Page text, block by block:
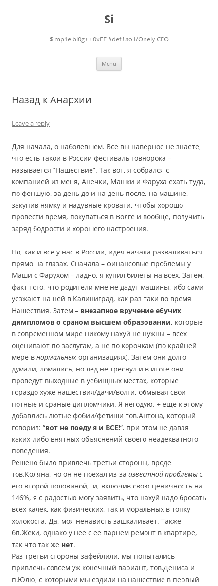
Si
$imp1e bl0g++ 0xFF #def !.so I/Onely CEO
Menu
Назад к Анархии
Leave a reply
Для начала, о наболевшем. Все вы наверное не знаете,
что есть такой в России фестиваль говнорока –
называется “Нашествие”. Так вот, я собрался с
компанией из меня, Анечки, Машки и Фаруха ехать туда,
по феншую, за день до и на день после, на машине,
закупив нямку и надувные кровати, чтобы хорошо
провести время, покупаться в Волге и вообще, получить
заряд бодрости и хорошего настроения.
Но, как и все у нас в России, идея начала разваливаться
прямо на глазах. Сначала – финансовые проблемы у
Маши с Фарухом – ладно, я купил билеты на всех. Затем,
факт того, что родители мне не дадут машины, ибо сами
уезжают на ней в Калиниград, как раз таки во время
Нашествия. Затем – внезапное вручение ебучих
димпломов о сраном высшем образовании, которые
в современном мире никому нахуй не нужны – всех
оценивают по заслугам, а не по корочкам (по крайней
мере в нормальных организациях). Затем они долго
думали, ломались, но лед не треснул и в итоге они
проведут выходные в уебищных местах, которые
гораздо хуже нашествия/дачи/волги, обмывая свои
потные и сраные дипломчики. Я негодую. + еще к этому
добавлись лютые фобии/фетиши тов.Антона, который
говорил: “вот не поеду я и ВСЕ!“, при этом не давая
каких-либо внятных объяснений своего неадекватного
поведения.
Решено было привлечь третьи стороны, вроде
тов.Коляна, но он не поехал из-за известной проблемы с
его второй половиной, и, включив свою ценичность на
146%, я с радостью могу заявить, что нахуй надо бросать
всех калек, как физических, так и моральных в топку
холокоста. Да, моя ненависть зашкаливает. Также
бп.Жеки, однако у нее с ее парнем ремонт в квартире,
так что так же нет.
Раз третьи стороны зафейлили, мы попытались
привлечь совсем уж конечный вариант, тов.Дениса и
п.Юлю, с которыми мы ездили на нашествие в первый